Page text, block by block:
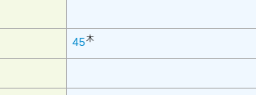
45木